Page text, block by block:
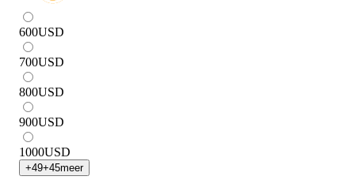
600USD
700USD
800USD
900USD
1000USD
+49+45meer